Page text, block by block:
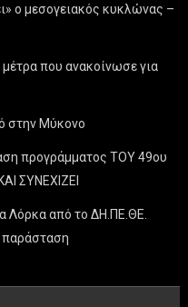
ο μεσογειακός κυκλώνας –
που ανακοίνωσε για
στην Μύκονο
προγράμματος ΤΟΥ 49ου
ΣΥΝΕΧΙΖΕΙ
Λόρκα από το ΔΗ.ΠΕ.ΘΕ.
παράσταση